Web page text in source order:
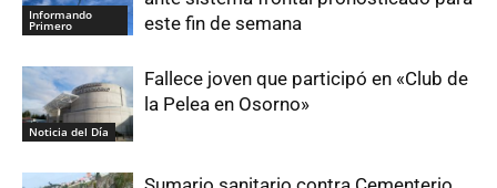
Informando
Primero
este fin de semana
Noticia del Día
Fallece joven que participó en «Club de
la Pelea en Osorno»